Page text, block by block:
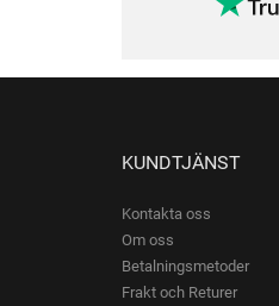
KUNDTJÄNST
Kontakta oss
Om oss
Betalningsmetoder
Frakt och Returer